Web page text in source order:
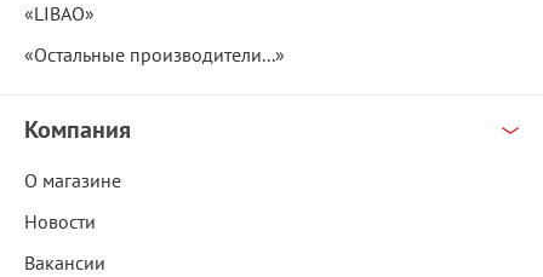
«LIBAO»
«Остальные производители...»
Компания
О магазине
Новости
Вакансии